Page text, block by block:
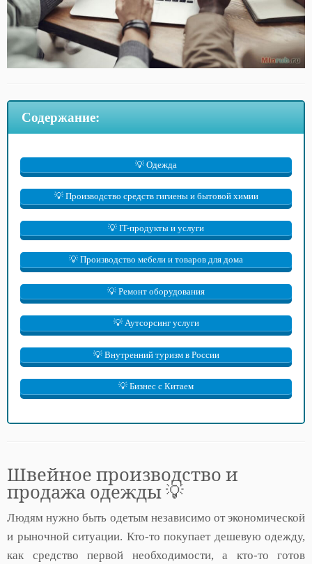
Содержание:
💡 Одежда
💡 Производство средств гигиены и бытовой химии
💡 IT-продукты и услуги
💡 Производство мебели и товаров для дома
💡 Ремонт оборудования
💡 Аутсорсинг услуги
💡 Внутренний туризм в России
💡 Бизнес с Китаем
Швейное производство и
продажа одежды 💡
Людям нужно быть одетым независимо от экономической
и рыночной ситуации. Кто-то покупает дешевую одежду,
как средство первой необходимости, а кто-то готов